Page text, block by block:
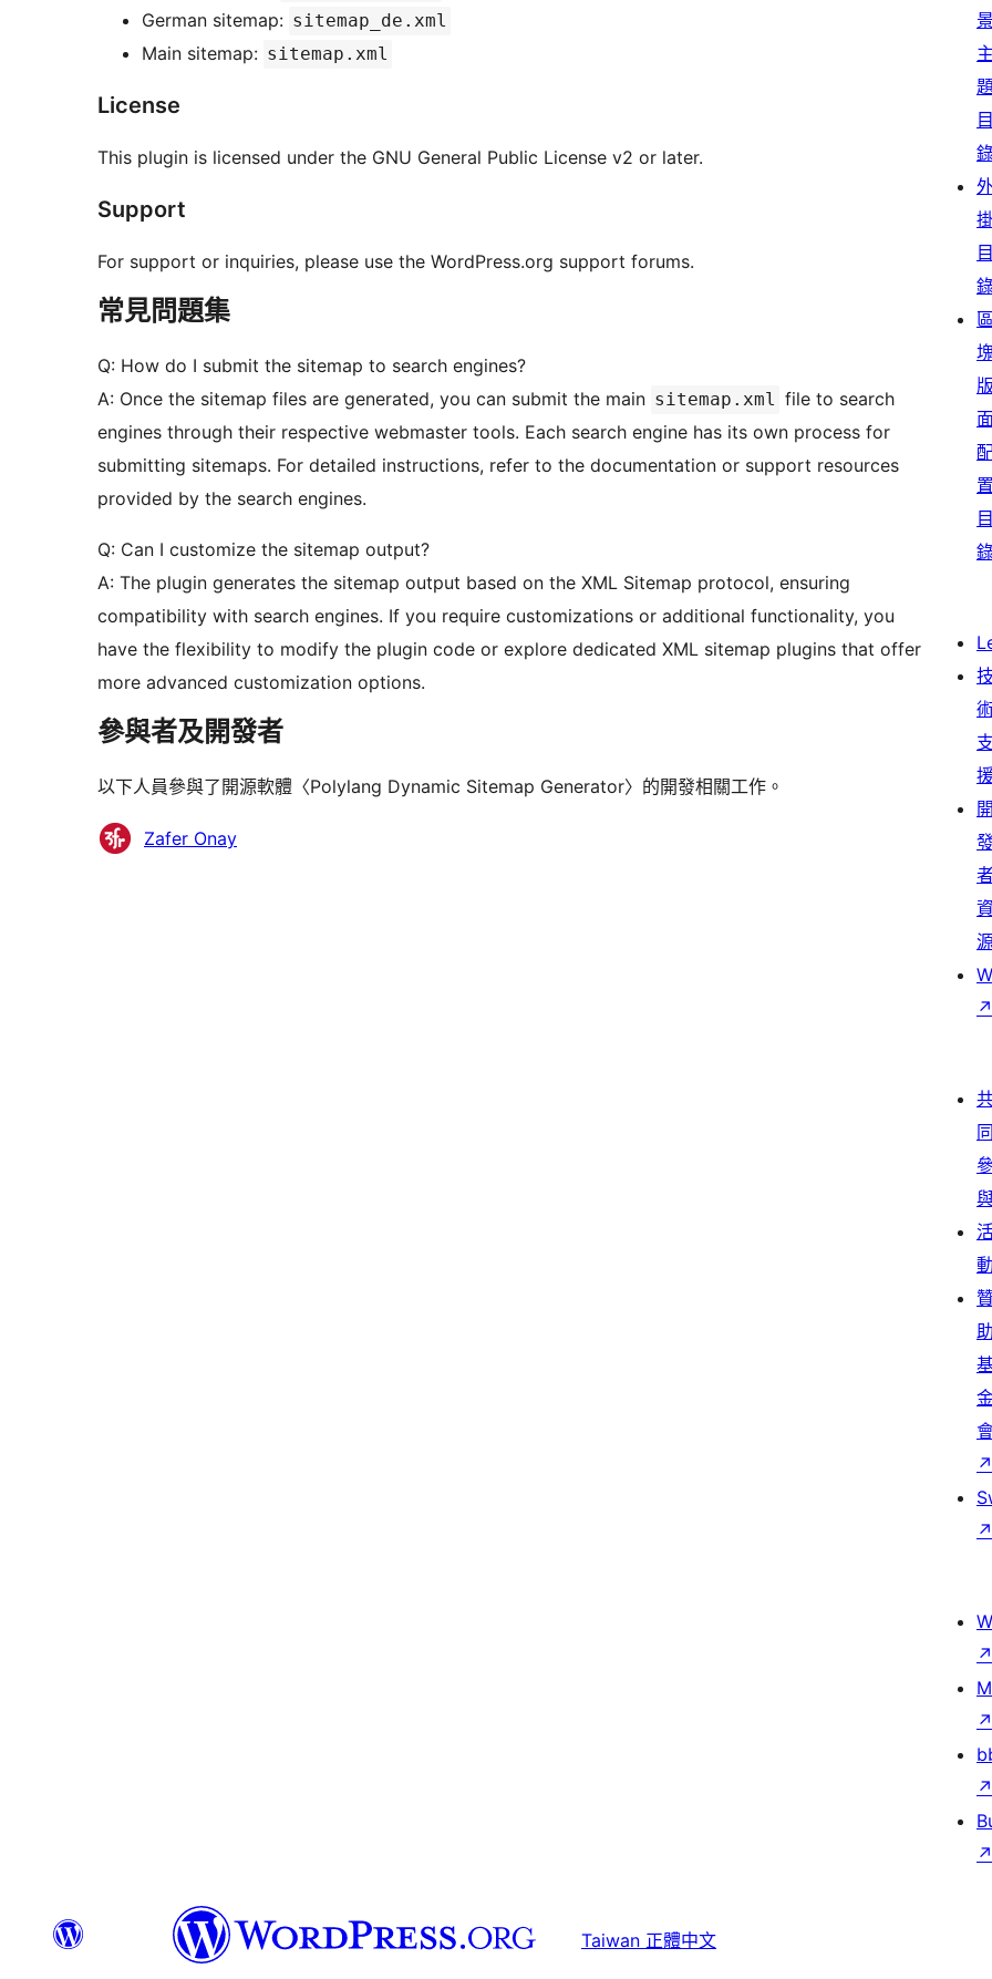
German sitemap: sitemap_de.xml
Main sitemap: sitemap.xml
License
This plugin is licensed under the GNU General Public License v2 or later.
Support
For support or inquiries, please use the WordPress.org support forums.
常見問題集
Q: How do I submit the sitemap to search engines?
A: Once the sitemap files are generated, you can submit the main sitemap.xml file to search
engines through their respective webmaster tools. Each search engine has its own process for
submitting sitemaps. For detailed instructions, refer to the documentation or support resources
provided by the search engines.
Q: Can I customize the sitemap output?
A: The plugin generates the sitemap output based on the XML Sitemap protocol, ensuring
compatibility with search engines. If you require customizations or additional functionality, you
have the flexibility to modify the plugin code or explore dedicated XML sitemap plugins that offer
more advanced customization options.
參與者及開發者
以下人員參與了開源軟體〈Polylang Dynamic Sitemap Generator〉的開發相關工作。
參
Zafer Onay
景
主
目
目
區
版
置
目
技
支
開
資
↗
同
動
助
↗
↗
↗
↗
↗
↗
Taiwan 正體中文